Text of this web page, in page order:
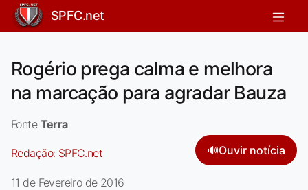
SPFC.net
Rogério prega calma e melhora
na marcação para agradar Bauza
Fonte Terra
Redação: SPFC.net 🔊Ouvir notícia
11 de Fevereiro de 2016